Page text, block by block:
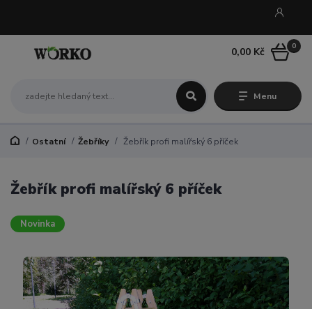
Menu
0
0,00 Kč
Ostatní Žebříky Žebřík profi malířský 6 příček
Žebřík profi malířský 6 příček
Novinka